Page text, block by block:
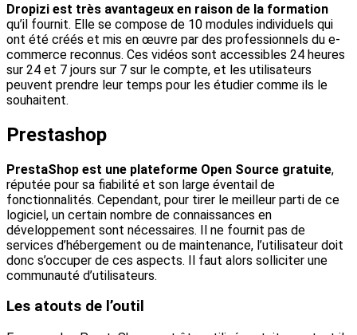
Dropizi est très avantageux en raison de la formation
qu’il fournit. Elle se compose de 10 modules individuels qui
ont été créés et mis en œuvre par des professionnels du e-
commerce reconnus. Ces vidéos sont accessibles 24 heures
sur 24 et 7 jours sur 7 sur le compte, et les utilisateurs
peuvent prendre leur temps pour les étudier comme ils le
souhaitent.
Prestashop
PrestaShop est une plateforme Open Source gratuite,
réputée pour sa fiabilité et son large éventail de
fonctionnalités. Cependant, pour tirer le meilleur parti de ce
logiciel, un certain nombre de connaissances en
développement sont nécessaires. Il ne fournit pas de
services d’hébergement ou de maintenance, l’utilisateur doit
donc s’occuper de ces aspects. Il faut alors solliciter une
communauté d’utilisateurs.
Les atouts de l’outil